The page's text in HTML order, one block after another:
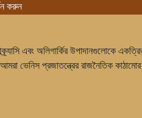
করুন
এবং অলিগার্কির উপাদানগুলোকে
ভেনিস প্রজাতন্ত্রের রাজনৈতিক